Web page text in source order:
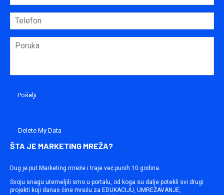
Delete My Data
ŠTA JE MARKETING MREŽA?
Dug je put Marketing mreže i traje već punih 10 godina.
Svoju snagu utemeljili smo u portalu, od koga su dalje potekli svi drugi
projekti koji danas čine mrežu za EDUKACIJU, UMREŽAVANJE,